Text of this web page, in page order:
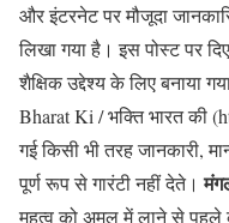
और इंटरनेट पर मौजूदा
लिखा गया है। इस पोस्ट पर
शैक्षिक उद्देश्य के लिए बनाया
Bharat Ki / भक्ति भारत की
गई किसी भी तरह जानकारी,
पूर्ण रूप से गारंटी नहीं देते।
महत्व को अमल में लाने से पहले